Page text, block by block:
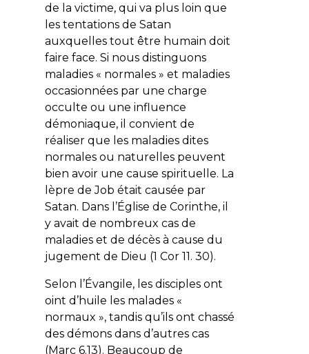
de la victime, qui va plus loin que
les tentations de Satan
auxquelles tout être humain doit
faire face. Si nous distinguons
maladies « normales » et maladies
occasionnées par une charge
occulte ou une influence
démoniaque, il convient de
réaliser que les maladies dites
normales ou naturelles peuvent
bien avoir une cause spirituelle. La
lèpre de Job était causée par
Satan. Dans l’Église de Corinthe, il
y avait de nombreux cas de
maladies et de décès à cause du
jugement de Dieu (1 Cor 11. 30).
Selon l’Évangile, les disciples ont
oint d’huile les malades «
normaux », tandis qu’ils ont chassé
des démons dans d’autres cas
(Marc 6.13). Beaucoup de